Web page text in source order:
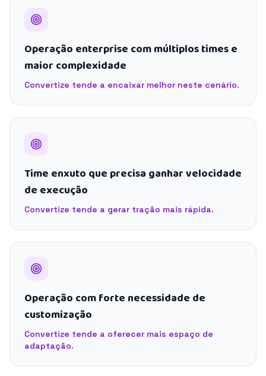
Operação enterprise com múltiplos times e
maior complexidade
Convertize tende a encaixar melhor neste cenário.
Time enxuto que precisa ganhar velocidade
de execução
Convertize tende a gerar tração mais rápida.
Operação com forte necessidade de
customização
Convertize tende a oferecer mais espaço de
adaptação.